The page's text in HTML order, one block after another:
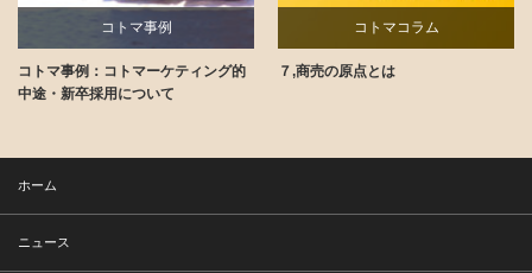
コトマ事例
講師ブログ
コトマ事例：コトマーケティング的
中途・新卒採用について
コトマコラム
７,商売の原点とは
ホーム
ニュース